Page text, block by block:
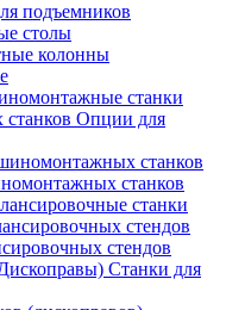
подъемников
столы
колонны
станки
Опции для
станков
станки
стендов
Станки для